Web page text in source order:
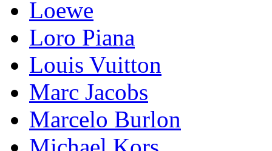
Loewe
Loro Piana
Lоuis Vuittоn
Marc Jacobs
Marcelo Burlon